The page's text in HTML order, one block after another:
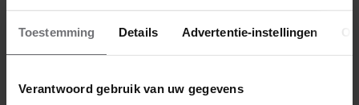
Toestemming Details Advertentie-instellingen
Verantwoord gebruik van uw gegevens